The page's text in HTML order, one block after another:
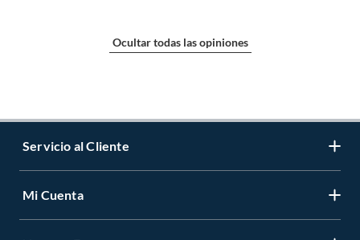
Ocultar todas las opiniones
Servicio al Cliente
Contáctanos
Mi Cuenta